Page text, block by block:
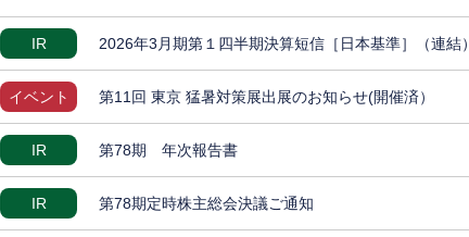
IR 2026年3月期第１四半期決算短信［日本基準］（連結）
イベント 第11回 東京 猛暑対策展出展のお知らせ(開催済）
IR 第78期 年次報告書
IR 第78期定時株主総会決議ご通知